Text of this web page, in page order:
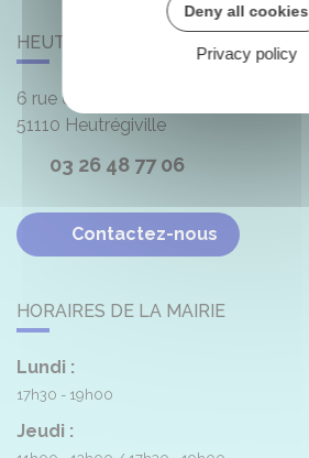
HEUTRÉGIVILLE
6 rue de la Mairie
51110 Heutrégiville
03 26 48 77 06
Contactez-nous
HORAIRES DE LA MAIRIE
Lundi :
17h30 - 19h00
Jeudi :
Deny all cookies
Privacy policy